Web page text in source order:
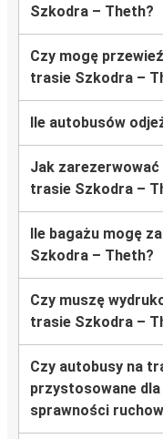
Szkodra – Theth?
Czy mogę
trasie Szkodra –
Ile autobusów
Jak
trasie Szkodra –
Ile bagażu mogę
Szkodra – Theth?
Czy muszę
trasie Szkodra –
Czy autobusy na
przystosowane
sprawności